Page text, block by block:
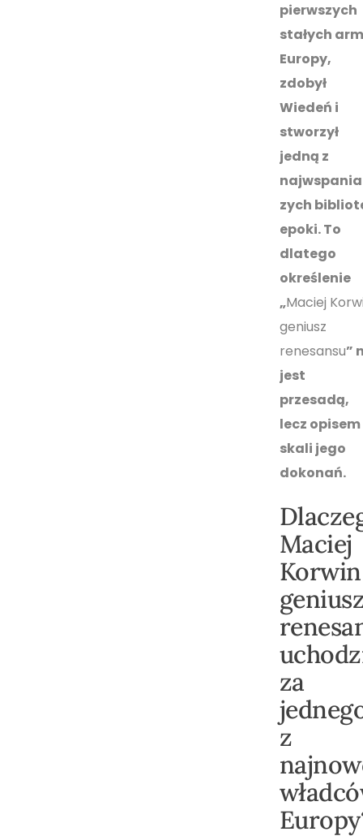
pierwszych
stałych
Europy,
zdobył
Wiedeń i
stworzył
jedną z
zych
epoki. To
dlatego
określenie
„Maciej
geniusz
renesansu”
jest
przesadą,
lecz opisem
skali jego
dokonań.
Maciej
Korwin
za
z